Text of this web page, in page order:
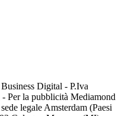
Digital - P.Iva
Per la pubblicità Mediamond
legale Amsterdam (Paesi